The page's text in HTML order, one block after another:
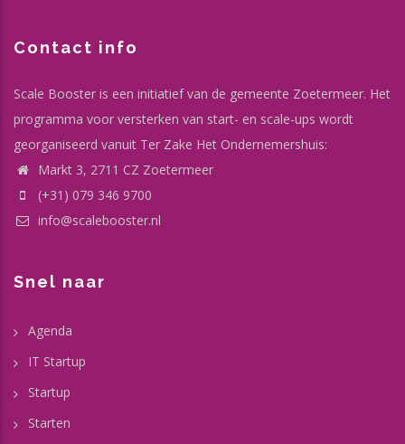
Contact info
Scale Booster is een initiatief van de gemeente Zoetermeer. Het
programma voor versterken van start- en scale-ups wordt
georganiseerd vanuit Ter Zake Het Ondernemershuis:
Markt 3, 2711 CZ Zoetermeer
(+31) 079 346 9700
info@scalebooster.nl
Snel naar
Agenda
IT Startup
Startup
Starten